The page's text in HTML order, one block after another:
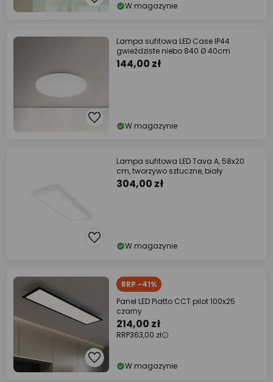
W magazynie
Lampa sufitowa LED Case IP44
gwieździste niebo 840 Ø 40cm
144,00 zł
W magazynie
Lampa sufitowa LED Tava A, 58x20
cm, tworzywo sztuczne, biały
304,00 zł
W magazynie
RRP -41%
Panel LED Piatto CCT pilot 100x25
czarny
214,00 zł
RRP363,00 zł
W magazynie